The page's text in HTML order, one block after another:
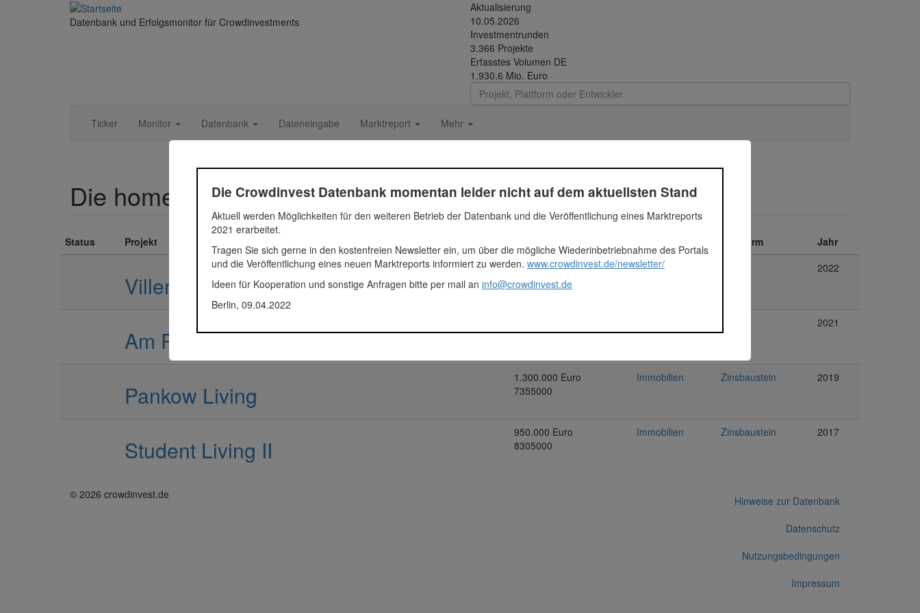
Direkt zum Inhalt
Datenbank und Erfolgsmonitor für Crowdinvestments
Aktualisierung
10.05.2026
Investmentrunden
3.366 Projekte
Erfasstes Volumen DE
1,930,6 Mio. Euro
Ticker Monitor Datenbank Dateneingabe Marktreport Mehr
Die homepoint Gruppe
Status Projekt Plattform Jahr
Villen am See
2.255.000 Euro
2255000
Immobilien 2022
Am Parc du Soleil in Leipzig
6055000
2021
Pankow Living
1.300.000 Euro
7355000
Immobilien Zinsbaustein 2019
Student Living II
950.000 Euro
8305000
Immobilien Zinsbaustein 2017
© 2026 crowdinvest.de
Hinweise zur Datenbank
Datenschutz
Nutzungsbedingungen
Impressum
Die Crowdinvest Datenbank momentan leider nicht auf dem aktuellsten Stand
Aktuell werden Möglichkeiten für den weiteren Betrieb der Datenbank und die Veröffentlichung eines Marktreports
2021 erarbeitet.
Tragen Sie sich gerne in den kostenfreien Newsletter ein, um über die mögliche Wiederinbetriebnahme des Portals
und die Veröffentlichung eines neuen Marktreports informiert zu werden. www.crowdinvest.de/newsletter/
Ideen für Kooperation und sonstige Anfragen bitte per mail an info@crowdinvest.de
Berlin, 09.04.2022